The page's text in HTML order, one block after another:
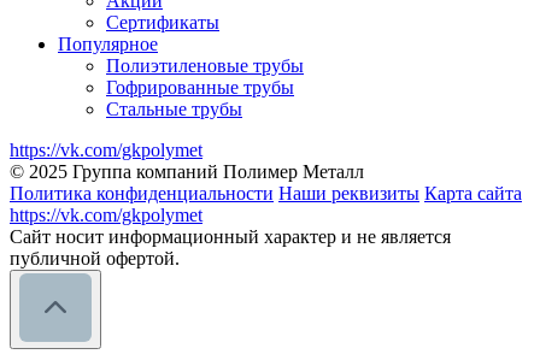
Сертификаты
Популярное
Полиэтиленовые трубы
Гофрированные трубы
Стальные трубы
https://vk.com/gkpolymet
© 2025 Группа компаний Полимер Металл
Политика конфиденциальности Наши реквизиты Карта сайта
https://vk.com/gkpolymet
Сайт носит информационный характер и не является
публичной офертой.